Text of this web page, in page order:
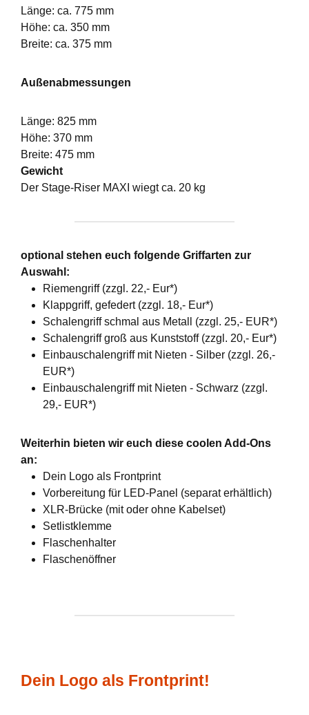
Länge: ca. 775 mm
Höhe: ca. 350 mm
Breite: ca. 375 mm
Außenabmessungen
Länge: 825 mm
Höhe: 370 mm
Breite: 475 mm
Gewicht
Der Stage-Riser MAXI wiegt ca. 20 kg
optional stehen euch folgende Griffarten zur
Auswahl:
Riemengriff (zzgl. 22,- Eur*)
Klappgriff, gefedert (zzgl. 18,- Eur*)
Schalengriff schmal aus Metall (zzgl. 25,- EUR*)
Schalengriff groß aus Kunststoff (zzgl. 20,- Eur*)
Einbauschalengriff mit Nieten - Silber (zzgl. 26,-
EUR*)
Einbauschalengriff mit Nieten - Schwarz (zzgl.
29,- EUR*)
Weiterhin bieten wir euch diese coolen Add-Ons
an:
Dein Logo als Frontprint
Vorbereitung für LED-Panel (separat erhältlich)
XLR-Brücke (mit oder ohne Kabelset)
Setlistklemme
Flaschenhalter
Flaschenöffner
Dein Logo als Frontprint!